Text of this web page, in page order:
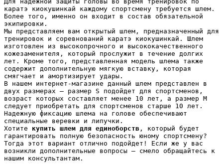
каратэ киокушинкай каждому спортсмену требуется шлем.
Более того, именно он входит в состав обязательной
экипировки.
Мы представляем вам открытый шлем, предназначенный для
тренировок и соревнований каратэ киокушинкай. Шлем
изготовлен из высокопрочного и высококачественного
кожезаменителя, который прослужит в течение долгих
лет. Кроме того, представленная модель шлема также
содержит дополнительную мягкую вставку, которая
смягчает и амортизирует удары.
В нашем интернет-магазине данный шлем представлен в
двух размерах – размер S подойдет для спортсменов,
возраст которых составляет менее 10 лет, а размер M
следует приобретать для спортсменов старше 10 лет.
Надежную фиксацию шлема на голове обеспечивают
специальные веревки и липучки.
Хотите купить шлем для единоборств , который будет
гарантировать полную безопасность юному спортсмену?
Тогда этот вариант отлично подойдет! Если же у вас
возникли дополнительные вопросы – смело обращайтесь к
нашим консультантам.